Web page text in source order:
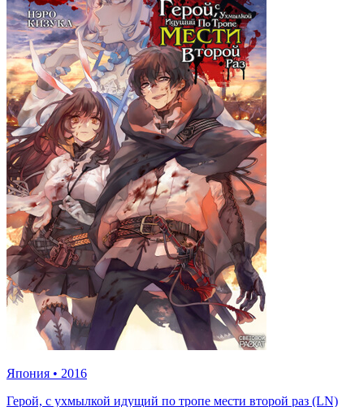
Япония • 2016
Герой, с ухмылкой идущий по тропе мести второй раз (LN)